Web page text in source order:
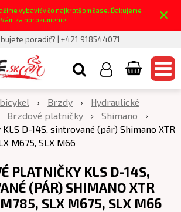
vybaviť v čo najkratšom čase. Ďakujeme
Vám za porozumenie.
×
poradiť? | +421 918544071
Brzdy
Hydraulické
Brzdové platničky
Shimano
D-14S, sintrované (pár) Shimano XTR
M675, SLX M66
PLATNIČKY KLS D-14S,
(PÁR) SHIMANO XTR
SLX M675, SLX M66